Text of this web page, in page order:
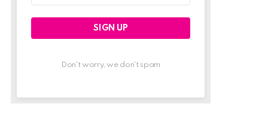
Don't worry, we don't spam